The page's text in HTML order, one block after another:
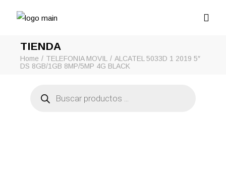
TIENDA
Home TELEFONIA MOVIL
ALCATEL 5033D 1 2019 5″
DS 8GB/1GB 8MP/5MP 4G BLACK
productos